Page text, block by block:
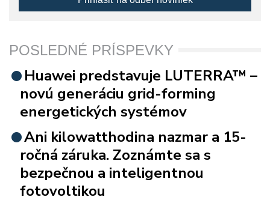
POSLEDNÉ PRÍSPEVKY
Huawei predstavuje LUTERRA™ –
novú generáciu grid-forming
energetických systémov
Ani kilowatthodina nazmar a 15-
ročná záruka. Zoznámte sa s
bezpečnou a inteligentnou
fotovoltikou